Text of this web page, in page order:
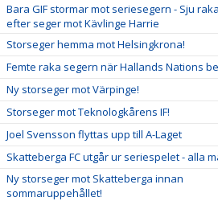
Bara GIF stormar mot seriesegern - Sju
efter seger mot Kävlinge Harrie
Storseger hemma mot Helsingkrona!
Femte raka segern när Hallands Nations
Ny storseger mot Värpinge!
Storseger mot Teknologkårens IF!
Joel Svensson flyttas upp till A-Laget
Skatteberga FC utgår ur seriespelet - alla
Ny storseger mot Skatteberga innan
sommaruppehållet!